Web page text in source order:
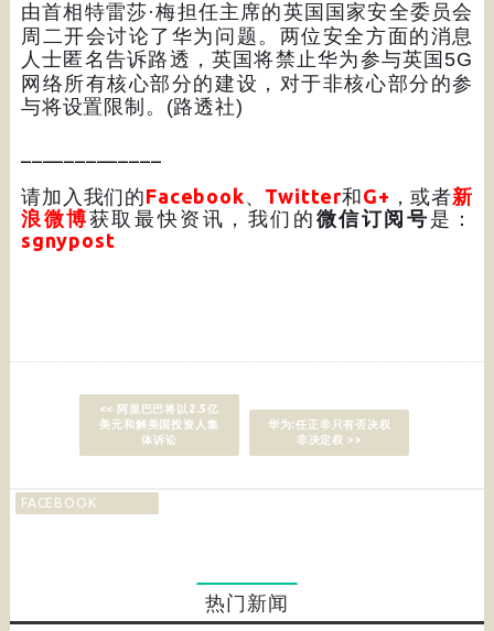
由首相特雷莎·梅担任主席的英国国家安全委员会
周二开会讨论了华为问题。两位安全方面的消息
人士匿名告诉路透，英国将禁止华为参与英国5G
网络所有核心部分的建设，对于非核心部分的参
与将设置限制。 (路透社)
请加入我们的Facebook、 Twitter和G+ ，或者新
浪微博获取最快资讯，我们的 微信订阅号 是：
sgnypost
<< 阿里巴巴将以2.5亿
美元和解美国投资人集
体诉讼
华为:任正非只有否决权
非决定权 >>
FACEBOOK
热门新闻